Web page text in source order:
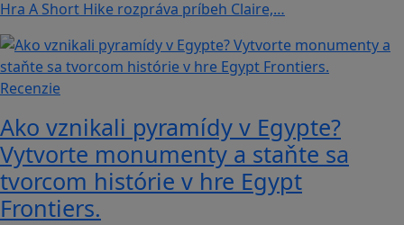
Hra A Short Hike rozpráva príbeh Claire,…
Recenzie
Ako vznikali pyramídy v Egypte?
Vytvorte monumenty a staňte sa
tvorcom histórie v hre Egypt
Frontiers.